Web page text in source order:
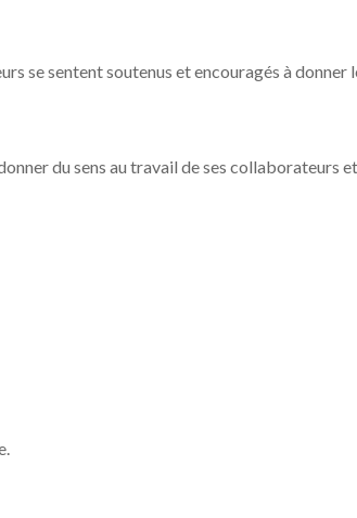
se sentent soutenus et encouragés à donner
du sens au travail de ses collaborateurs